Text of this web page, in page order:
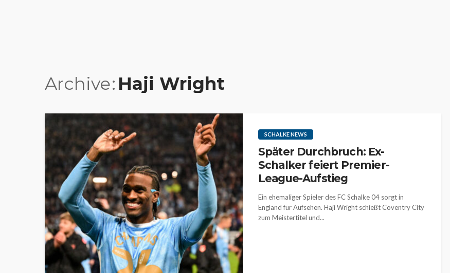
Archive Haji Wright
SCHALKE NEWS
Später Durchbruch: Ex-
Schalker feiert Premier-
League-Aufstieg
Ein ehemaliger Spieler des FC Schalke 04 sorgt in
England für Aufsehen. Haji Wright schießt Coventry City
zum Meistertitel und...